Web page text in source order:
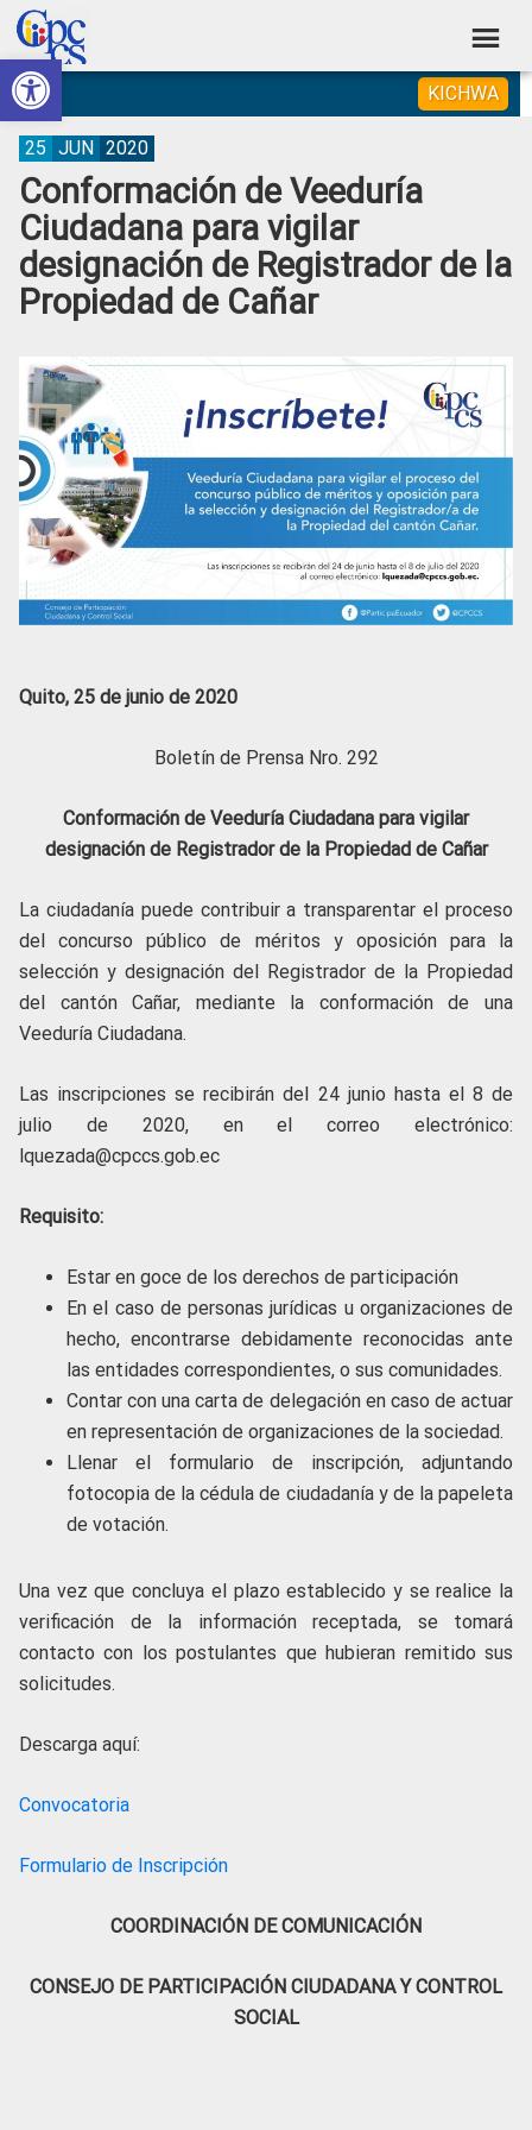
Abrir barra de herramientas
Skip
to
primary
navigation
Skip
to
main
content
Skip
to
primary
sidebar
Skip
to
footer
Consejo
de
Participación
Ciudadana
Control
Social
Construyendo
Poder
Ciudadano
KICHWA
Conformación de Veeduría
Ciudadana para vigilar
designación de Registrador de la
Propiedad de Cañar
25 JUN 2020
Quito, 25 de junio de 2020
Boletín de Prensa Nro. 292
Conformación de Veeduría Ciudadana para vigilar
designación de Registrador de la Propiedad de Cañar
La ciudadanía puede contribuir a transparentar el proceso
del concurso público de méritos y oposición para la
selección y designación del Registrador de la Propiedad
del cantón Cañar, mediante la conformación de una
Veeduría Ciudadana.
Las inscripciones se recibirán del 24 junio hasta el 8 de
julio de 2020, en el correo electrónico:
lquezada@cpccs.gob.ec
Requisito:
Estar en goce de los derechos de participación
En el caso de personas jurídicas u organizaciones de
hecho, encontrarse debidamente reconocidas ante
las entidades correspondientes, o sus comunidades.
Contar con una carta de delegación en caso de actuar
en representación de organizaciones de la sociedad.
Llenar el formulario de inscripción, adjuntando
fotocopia de la cédula de ciudadanía y de la papeleta
de votación.
Una vez que concluya el plazo establecido y se realice la
verificación de la información receptada, se tomará
contacto con los postulantes que hubieran remitido sus
solicitudes.
Descarga aquí:
Convocatoria
Formulario de Inscripción
COORDINACIÓN DE COMUNICACIÓN
CONSEJO DE PARTICIPACIÓN CIUDADANA Y CONTROL
SOCIAL